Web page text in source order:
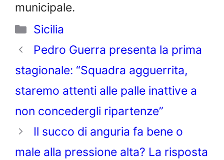
municipale.
Categorie
Sicilia
Pedro Guerra presenta la prima
stagionale: “Squadra agguerrita,
staremo attenti alle palle inattive a
non concedergli ripartenze”
Il succo di anguria fa bene o
male alla pressione alta? La risposta